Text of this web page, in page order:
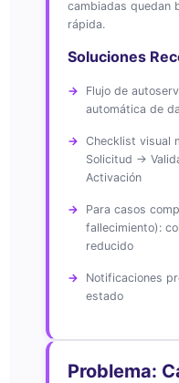
cambiadas quedan
rápida.
Soluciones
Flujo de
automática de
Checklist visual
Solicitud →
Activación
Para casos
fallecimiento):
reducido
Notificaciones
estado
Problema: